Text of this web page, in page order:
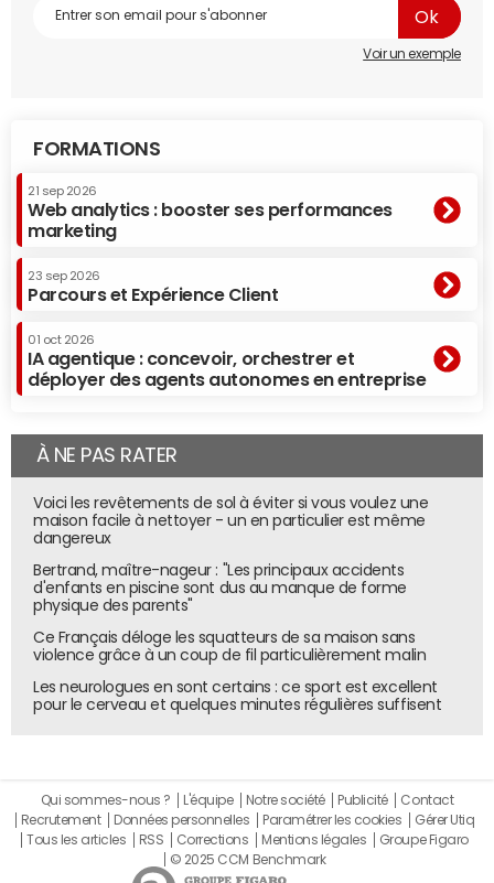
Voir un exemple
FORMATIONS
21 sep 2026
Web analytics : booster ses performances
marketing
23 sep 2026
Parcours et Expérience Client
01 oct 2026
IA agentique : concevoir, orchestrer et
déployer des agents autonomes en entreprise
À NE PAS RATER
Voici les revêtements de sol à éviter si vous voulez une
maison facile à nettoyer - un en particulier est même
dangereux
Bertrand, maître-nageur : "Les principaux accidents
d'enfants en piscine sont dus au manque de forme
physique des parents"
Ce Français déloge les squatteurs de sa maison sans
violence grâce à un coup de fil particulièrement malin
Les neurologues en sont certains : ce sport est excellent
pour le cerveau et quelques minutes régulières suffisent
Qui sommes-nous ? L'équipe Notre société Publicité
Contact
Recrutement
Données personnelles Paramétrer les cookies
Gérer Utiq
Tous les articles
RSS Corrections Mentions légales
Groupe Figaro
© 2025 CCM Benchmark